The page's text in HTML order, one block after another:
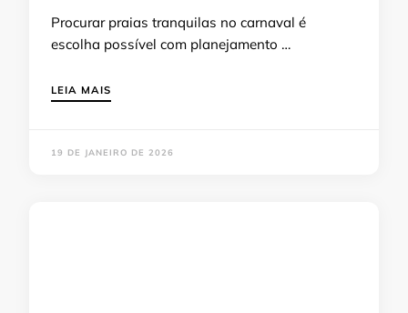
Procurar praias tranquilas no carnaval é
escolha possível com planejamento …
LEIA MAIS
19 DE JANEIRO DE 2026